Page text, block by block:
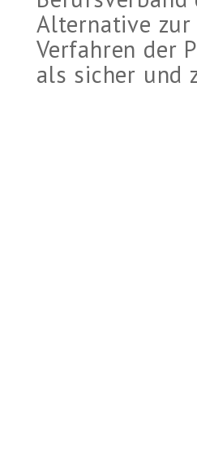
Alternative
Verfahren der
als sicher und